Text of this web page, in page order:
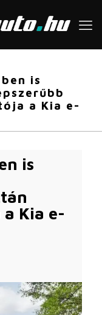
is
a Kia e-
is
Kia e-